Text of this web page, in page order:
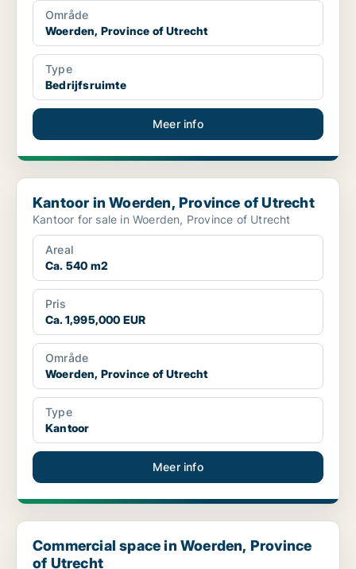
Område
Woerden, Province of Utrecht
Type
Bedrijfsruimte
Meer info
Kantoor in Woerden, Province of Utrecht
Kantoor in Woerden, Province of Utrecht
Kantoor for sale in Woerden, Province of Utrecht
Areal
Ca. 540 m2
Pris
Ca. 1,995,000 EUR
Område
Woerden, Province of Utrecht
Type
Kantoor
Meer info
Commercial space in Woerden, Province of Utrecht
Commercial space in Woerden, Province
of Utrecht